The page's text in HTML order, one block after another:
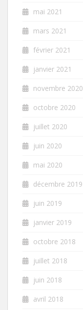
mai 2021
mars 2021
février 2021
janvier 2021
novembre 2020
octobre 2020
juillet 2020
juin 2020
mai 2020
décembre 2019
juin 2019
janvier 2019
octobre 2018
juillet 2018
juin 2018
avril 2018